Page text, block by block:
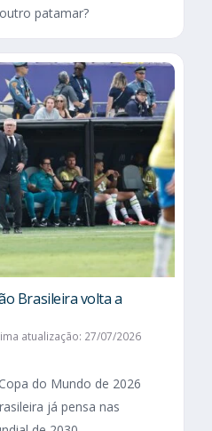
patamar?
Brasileira volta a
atualização: 27/07/2026
do Mundo de 2026
já pensa nas